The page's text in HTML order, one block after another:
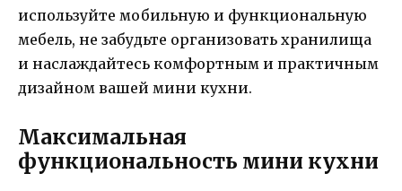
используйте мобильную и функциональную
мебель, не забудьте организовать хранилища
и наслаждайтесь комфортным и практичным
дизайном вашей мини кухни.
Максимальная
функциональность мини кухни